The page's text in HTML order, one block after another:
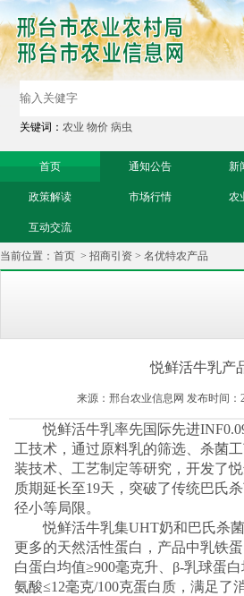
关键词：农业 物价 病虫
首页 通知公告 新
政策解读 市场行情 农
互动交流
当前位置： 首页 > 招商引资 > 名优特农产品
悦鲜活牛乳产
来源：邢台农业信息网 发布时间：
悦鲜活牛乳率先国际先进
工技术，通过原料乳的筛选、杀菌
装技术、工艺制定等研究，开发了
质期延长至19天，突破了传统巴氏
径小等局限。
悦鲜活牛乳集UHT奶和巴氏杀
更多的天然活性蛋白，产品中乳铁
白蛋白均值≥900毫克升、 β-乳球蛋白
氨酸≤12毫克/100克蛋白质，满足了